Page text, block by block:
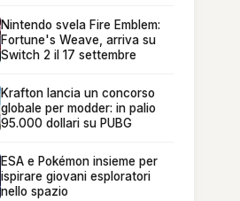
Nintendo svela Fire Emblem:
Fortune's Weave, arriva su
Switch 2 il 17 settembre
Krafton lancia un concorso
globale per modder: in palio
95.000 dollari su PUBG
ESA e Pokémon insieme per
ispirare giovani esploratori
nello spazio